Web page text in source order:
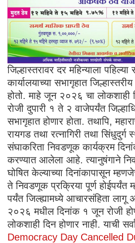
जिल्हास्तरावर दर महिन्याला पहिल्या
कार्यालयाच्या सभागृहात
होतो. माहे जून २०२६ चा लोकशाही
रोजी दुपारी १ ते २ वाजेपर्यंत
सभागृहात होणार होता. तथापि,
रायगड तथा रत्नागिरी तथा सिंधुदुर्ग
संघाकरिता निवडणूक कार्यक्रम
करण्यात आलेला आहे. त्यानुषंगाने
घोषित केल्याच्या दिनांकापासून
ते निवडणूक प्रक्रिया पूर्ण
पर्यंत जिल्ह्यामध्ये आचारसंहिता
२०२६ मधील दिनांक १ जून रोजी
लोकशाही दिन होणार नाही. याची
Democracy Day Cancelled